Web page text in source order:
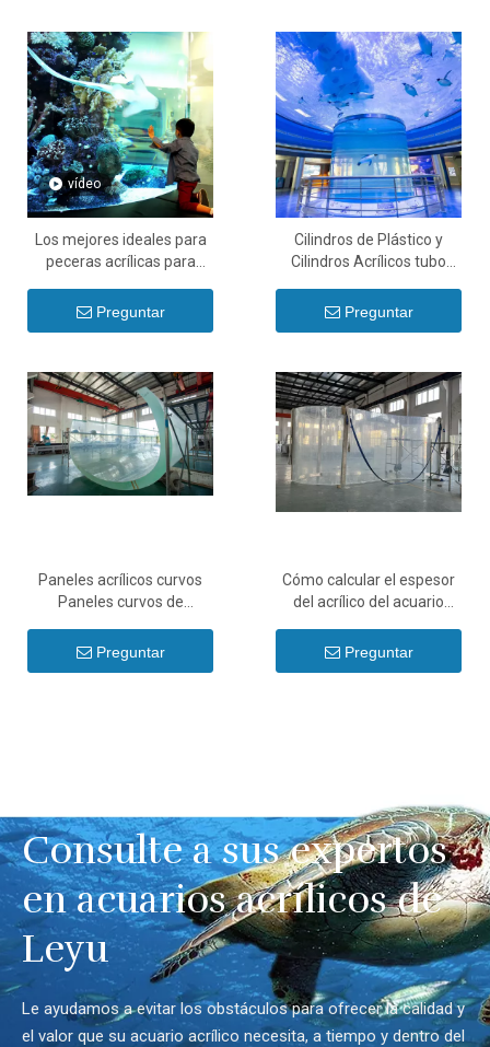
vídeo
Los mejores ideales para
peceras acrílicas para
Leyu
Preguntar
Cilindros de Plástico y
Cilindros Acrílicos tubo
gran diámetro y tubo
Preguntar
Paneles acrílicos curvos
Paneles curvos de
láminas acrílicas - Leyu
Preguntar
Cómo calcular el espesor
del acrílico del acuario
calculadora de acuario -
Preguntar
Consulte a sus expertos
en acuarios acrílicos de
Leyu
Le ayudamos a evitar los obstáculos para ofrecer la calidad y
el valor que su acuario acrílico necesita, a tiempo y dentro del